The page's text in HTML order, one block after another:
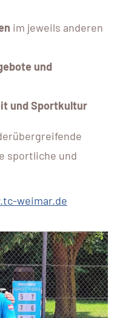
im jeweils anderen
und
und Sportkultur
sportliche und
weimar.de